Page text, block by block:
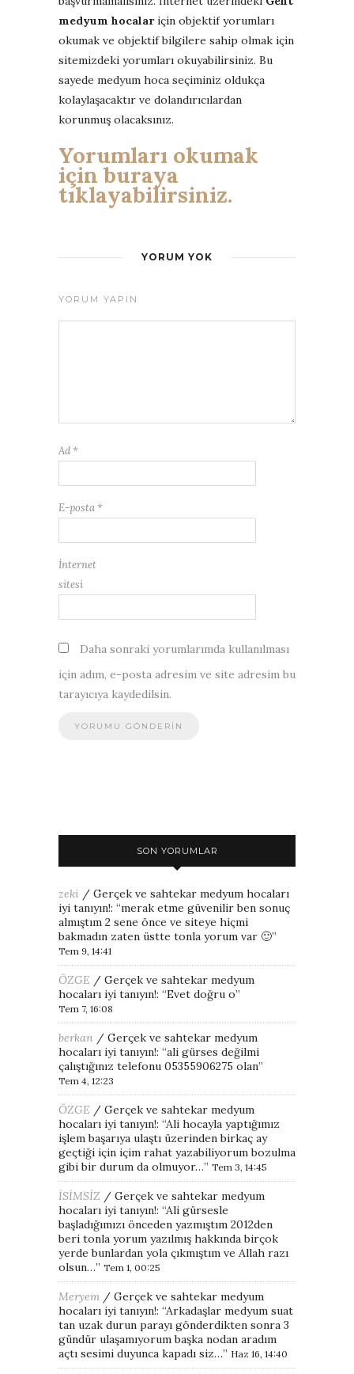
medyum hocalariçin objektif yorumları
okumak ve objektif bilgilere sahip olmak için
sitemizdeki yorumları okuyabilirsiniz. Bu
sayede medyum hoca seçiminiz oldukça
kolaylaşacaktır ve dolandırıcılardan
korunmuş olacaksınız.
Yorumları okumak
için buraya
tıklayabilirsiniz.
YORUM YOK
YORUM YAPIN
Ad *
E-posta *
İnternet
sitesi
Daha sonraki yorumlarımda kullanılması
için adım, e-posta adresim ve site adresim bu
tarayıcıya kaydedilsin.
SON YORUMLAR
zeki / Gerçek ve sahtekar medyum hocaları
iyi tanıyın!: “merak etme güvenilir ben sonuç
almıştım 2 sene önce ve siteye hiçmi
bakmadın zaten üstte tonla yorum var 🙂”
Tem 9, 14:41
ÖZGE / Gerçek ve sahtekar medyum
hocaları iyi tanıyın!: “Evet doğru o”
Tem 7, 16:08
berkan / Gerçek ve sahtekar medyum
hocaları iyi tanıyın!: “ali gürses değilmi
çalıştığınız telefonu 05355906275 olan”
Tem 4, 12:23
ÖZGE / Gerçek ve sahtekar medyum
hocaları iyi tanıyın!: “Ali hocayla yaptığımız
işlem başarıya ulaştı üzerinden birkaç ay
geçtiği için içim rahat yazabiliyorum bozulma
gibi bir durum da olmuyor…” Tem 3, 14:45
İSİMSİZ / Gerçek ve sahtekar medyum
hocaları iyi tanıyın!: “Ali gürsesle
başladığımızı önceden yazmıştım 2012den
beri tonla yorum yazılmış hakkında birçok
yerde bunlardan yola çıkmıştım ve Allah razı
olsun…” Tem 1, 00:25
Meryem / Gerçek ve sahtekar medyum
hocaları iyi tanıyın!: “Arkadaşlar medyum suat
tan uzak durun parayı gönderdikten sonra 3
gündür ulaşamıyorum başka nodan aradım
açtı sesimi duyunca kapadı siz…” Haz 16, 14:40